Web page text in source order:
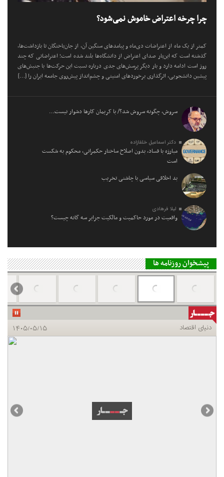
چرا چرخه اعتراض خاموش نمی‌شود؟
کمتر از یک ماه از اعتراضات دی‌ماه و پیامد‌های سنگین آن، از جان‌باختگان تا بازداشت‌ها،
گذشته است که این‌بار صدای اعتراض از دانشگاه‌ها بلند شده است؛ اعتراضاتی که چند
روز است ادامه دارد و بار دیگر پرسش‌های جدی درباره نسبت این حرکت‌ها با جنبش‌های
پیشین دانشجویی، اثرگذاری برخورد‌های امنیتی و چشم‌انداز پیش‌روی جامعه ایران را […]
سروش، چگونه سروش شد؟/ با کریمان کارها دشوار نیست…
دکتر اسماعیل خلفازاده
مبارزه با فساد، بدون اصلاح ساختار حکمرانی، محکوم به شکست
است
بد اخلاقی سیاسی با چاشنی تخریب
لیلا فرهادی
واقعیت در مورد حاکمیت و مالکیت جزایر سه گانه چیست؟
پیشخوان روزنامه ها